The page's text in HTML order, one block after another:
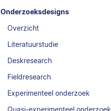
Onderzoeksdesigns
Overzicht
Literatuurstudie
Deskresearch
Fieldresearch
Experimenteel onderzoek
Quasi-experimenteel onderzoek